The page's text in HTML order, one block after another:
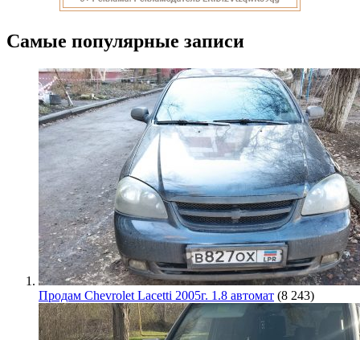
Самые популярные записи
Продам Chevrolet Lacetti 2005г. 1.8 автомат (8 243)